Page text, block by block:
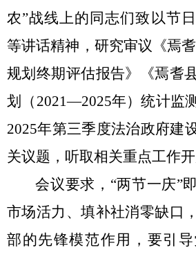
农”战线上的同志们致以节
等讲话精神 ，研究审议 《焉
规划终期评估报告》《焉耆
划（ 2021—2025年）统计监
2025年第三季度法治政府建
关议题， 听取相关重点工作开
会议要求， “两节一庆”
市场活力、填补社消零缺口
部的先锋模范作用，要引